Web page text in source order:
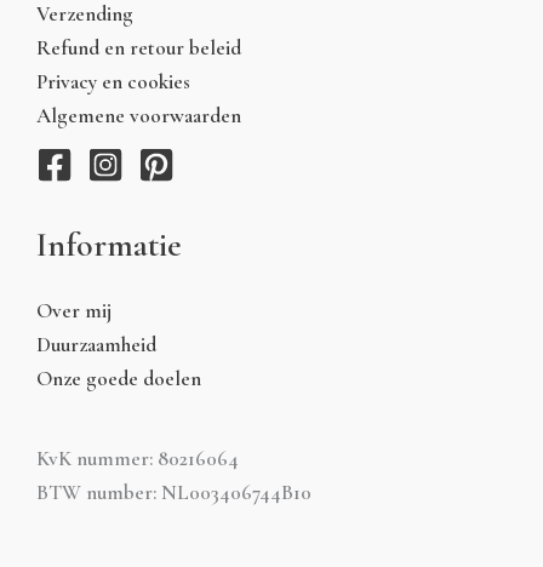
Verzending
Refund en retour beleid
Privacy en cookies
Algemene voorwaarden
Informatie
Over mij
Duurzaamheid
Onze goede doelen
KvK nummer: 80216064
BTW number: NL003406744B10